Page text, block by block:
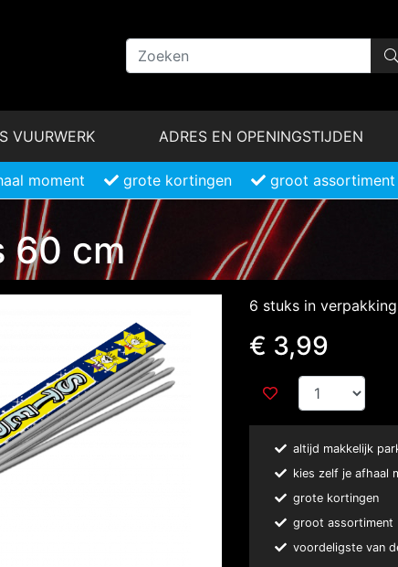
VUURWERK ADRES EN OPENINGSTIJDEN
moment grote kortingen groot assortiment
60 cm
6 stuks in verpakking
€ 3,99
altijd makkelijk
kies zelf je afhaal
grote kortingen
groot assortiment
voordeligste van